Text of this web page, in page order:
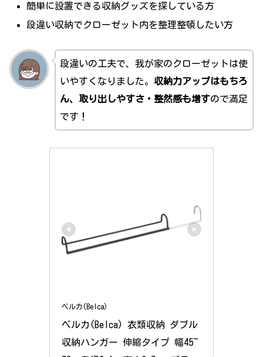
簡単に設置できる収納グッズを探している方
段違い収納でクローゼット内を整理整頓したい方
段違いの工夫で、我が家のクローゼットは使
いやすくなりました。 収納力アップはもちろ
ん、取り出しやすさ・整然感も増すので満足
です！
ベルカ(Belca)
ベルカ(Belca) 衣類収納 ダブル
収納ハンガー 伸縮タイプ 幅45~